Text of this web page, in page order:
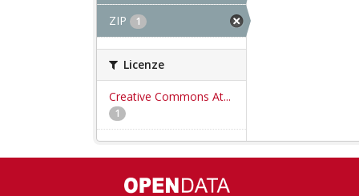
ZIP 1
Licenze
Creative Commons At...
1